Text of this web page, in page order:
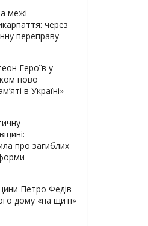
межі
через
переправу
Героїв у
нової
в Україні»
про загиблих
Петро Федів
дому «на щиті»